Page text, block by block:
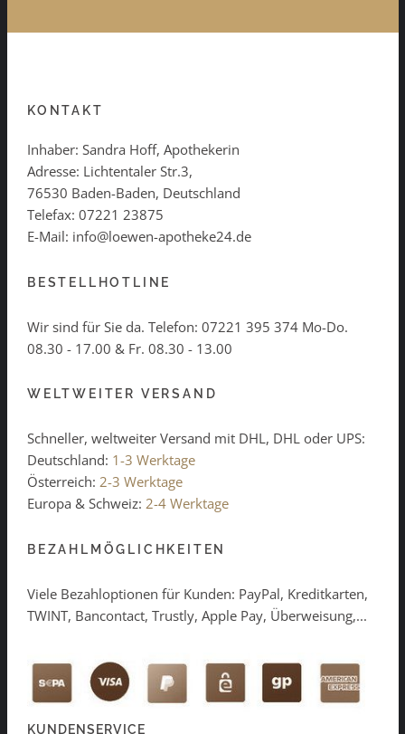
KONTAKT
Inhaber: Sandra Hoff, Apothekerin
Adresse: Lichtentaler Str.3,
76530 Baden-Baden, Deutschland
Telefax: 07221 23875
E-Mail: info@loewen-apotheke24.de
BESTELLHOTLINE
Wir sind für Sie da. Telefon: 07221 395 374 Mo-Do.
08.30 - 17.00 & Fr. 08.30 - 13.00
WELTWEITER VERSAND
Schneller, weltweiter Versand mit DHL, DHL oder UPS:
Deutschland: 1-3 Werktage
Österreich: 2-3 Werktage
Europa & Schweiz: 2-4 Werktage
BEZAHLMÖGLICHKEITEN
Viele Bezahloptionen für Kunden: PayPal, Kreditkarten,
TWINT, Bancontact, Trustly, Apple Pay, Überweisung,...
KUNDENSERVICE